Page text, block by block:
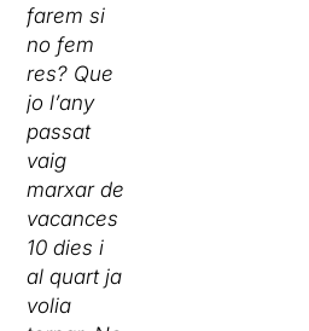
farem si
no fem
res? Que
jo l’any
passat
vaig
marxar de
vacances
10 dies i
al quart ja
volia